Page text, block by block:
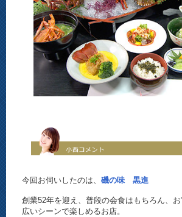
今回お伺いしたのは、磯の味 黒進
創業52年を迎え、普段の会食はもちろん、
広いシーンで楽しめるお店。